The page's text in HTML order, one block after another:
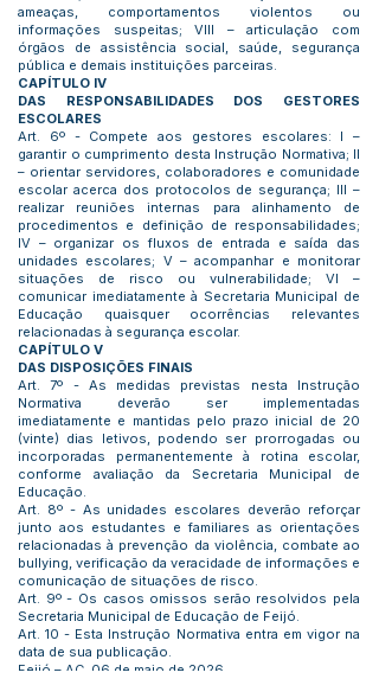
ameaças, comportamentos violentos ou
informações suspeitas; VIII – articulação com
órgãos de assistência social, saúde, segurança
pública e demais instituições parceiras.
CAPÍTULO IV
DAS RESPONSABILIDADES DOS GESTORES
ESCOLARES
Art. 6º - Compete aos gestores escolares: I –
garantir o cumprimento desta Instrução Normativa; II
– orientar servidores, colaboradores e comunidade
escolar acerca dos protocolos de segurança; III –
realizar reuniões internas para alinhamento de
procedimentos e definição de responsabilidades;
IV – organizar os fluxos de entrada e saída das
unidades escolares; V – acompanhar e monitorar
situações de risco ou vulnerabilidade; VI –
comunicar imediatamente à Secretaria Municipal de
Educação quaisquer ocorrências relevantes
relacionadas à segurança escolar.
CAPÍTULO V
DAS DISPOSIÇÕES FINAIS
Art. 7º - As medidas previstas nesta Instrução
Normativa deverão ser implementadas
imediatamente e mantidas pelo prazo inicial de 20
(vinte) dias letivos, podendo ser prorrogadas ou
incorporadas permanentemente à rotina escolar,
conforme avaliação da Secretaria Municipal de
Educação.
Art. 8º - As unidades escolares deverão reforçar
junto aos estudantes e familiares as orientações
relacionadas à prevenção da violência, combate ao
bullying, verificação da veracidade de informações e
comunicação de situações de risco.
Art. 9º - Os casos omissos serão resolvidos pela
Secretaria Municipal de Educação de Feijó.
Art. 10 - Esta Instrução Normativa entra em vigor na
data de sua publicação.
Feijó – AC, 06 de maio de 2026.